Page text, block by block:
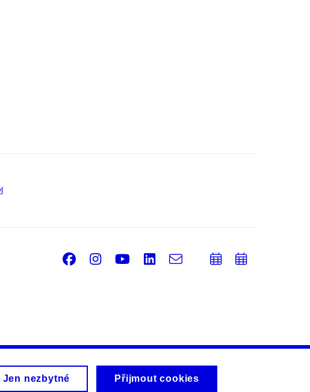
Facebook
Instagram
Youtube
LinkedIn
e-
PřidatPřidat
Jen nezbytné Přijmout cookies